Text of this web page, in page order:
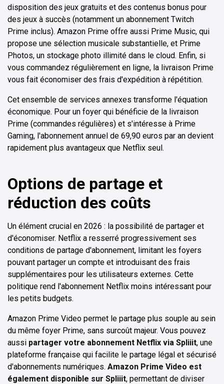
disposition des jeux gratuits et des contenus bonus pour
des jeux à succès (notamment un abonnement Twitch
Prime inclus). Amazon Prime offre aussi Prime Music, qui
propose une sélection musicale substantielle, et Prime
Photos, un stockage photo illimité dans le cloud. Enfin, si
vous commandez régulièrement en ligne, la livraison Prime
vous fait économiser des frais d'expédition à répétition.
Cet ensemble de services annexes transforme l'équation
économique. Pour un foyer qui bénéficie de la livraison
Prime (commandes régulières) et s'intéresse à Prime
Gaming, l'abonnement annuel de 69,90 euros par an devient
rapidement plus avantageux que Netflix seul.
Options de partage et
réduction des coûts
Un élément crucial en 2026 : la possibilité de partager et
d'économiser. Netflix a resserré progressivement ses
conditions de partage d'abonnement, limitant les foyers
pouvant partager un compte et introduisant des frais
supplémentaires pour les utilisateurs externes. Cette
politique rend l'abonnement Netflix moins intéressant pour
les petits budgets.
Amazon Prime Video permet le partage plus souple au sein
du même foyer Prime, sans surcoût majeur. Vous pouvez
aussi partager votre abonnement Netflix via Spliiit, une
plateforme française qui facilite le partage légal et sécurisé
d'abonnements numériques. Amazon Prime Video est
également disponible sur Spliiit, permettant de diviser